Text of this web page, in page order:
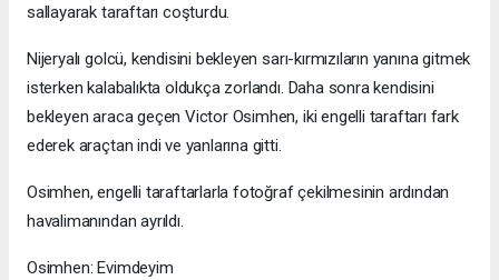
sallayarak taraftarı coşturdu.
Nijeryalı golcü, kendisini bekleyen sarı-kırmızıların yanına gitmek
isterken kalabalıkta oldukça zorlandı. Daha sonra kendisini
bekleyen araca geçen Victor Osimhen, iki engelli taraftarı fark
ederek araçtan indi ve yanlarına gitti.
Osimhen, engelli taraftarlarla fotoğraf çekilmesinin ardından
havalimanından ayrıldı.
Osimhen: Evimdeyim